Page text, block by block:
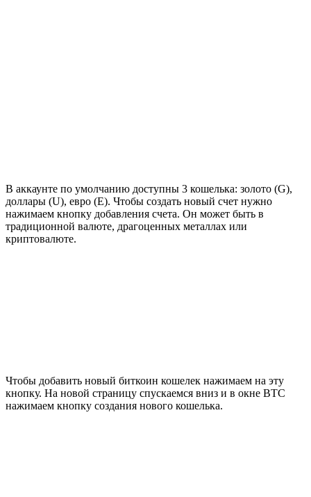
В аккаунте по умолчанию доступны 3 кошелька: золото (G),
доллары (U), евро (E). Чтобы создать новый счет нужно
нажимаем кнопку добавления счета. Он может быть в
традиционной валюте, драгоценных металлах или
криптовалюте.
Чтобы добавить новый биткоин кошелек нажимаем на эту
кнопку. На новой страницу спускаемся вниз и в окне BTC
нажимаем кнопку создания нового кошелька.